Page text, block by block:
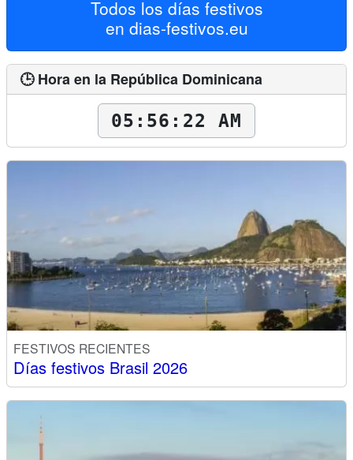
Todos los días festivos
en dias-festivos.eu
🕒 Hora en la República Dominicana
05:56:23 AM
FESTIVOS RECIENTES
Días festivos Brasil 2026